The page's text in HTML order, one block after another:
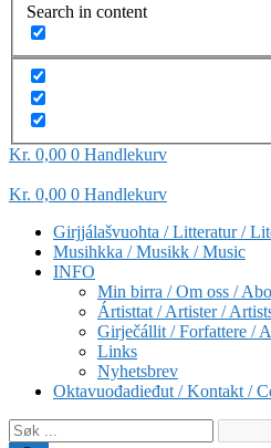
Search in content
Kr 0,00 0 Handlekurv
Kr 0,00 0 Handlekurv
Girjjálašvuohta / Litteratur /
Musihkka / Musikk / Music
INFO
Min birra / Om oss /
Ártisttat / Artister /
Girječállit / Forfattere /
Links
Nyhetsbrev
Oktavuođadieđut / Kontakt /